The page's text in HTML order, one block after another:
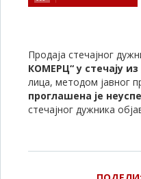
Продаја стечајног
КОМЕРЦ“у стечају
лица, методом jавног
проглашена је
стечајног дужника